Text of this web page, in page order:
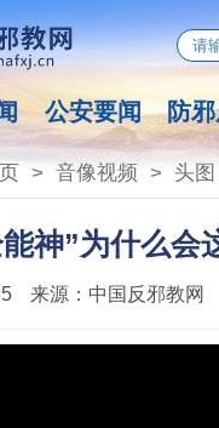
公安要闻 防
> 音像视频 > 头图
神”为什么会
来源： 中国反邪教网